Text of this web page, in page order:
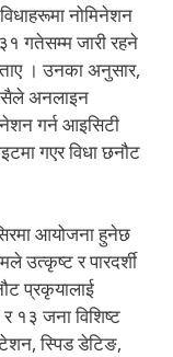
नोमिनेशन
गतेसम्म जारी रहने
। उनका अनुसार,
अनलाइन
गर्न आइसिटी
गएर विधा छनौट
आयोजना हुनेछ
उत्कृष्ट र पारदर्शी
प्रकृयालाई
१३ जना विशिष्ट
स्पिड डेटिङ,